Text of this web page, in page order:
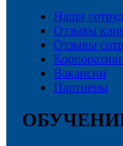
Наши
Отзывы
Отзывы
Вакансии
Партнёры